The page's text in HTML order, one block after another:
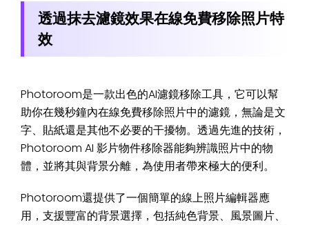
透過抹去濾鏡效果在線免費移除照片特
效
Photoroom是一款出色的AI濾鏡移除工具，它可以幫
助你在幾秒鐘內在線免費移除照片中的濾鏡，無論是文
字、貼紙還是其他不必要的干擾物。透過先進的技術，
Photoroom AI 影片物件移除器能夠辨識照片中的物
體，並將其與背景分離，為使用者帶來極大的便利。
Photoroom還提供了一個簡單的線上照片編輯器應
用，支援豐富的背景選擇，包括純色背景、風景圖片、